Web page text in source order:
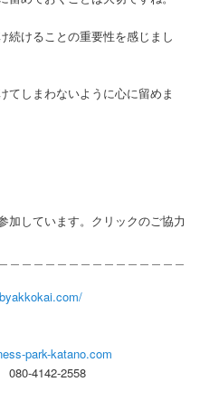
続けることの重要性を感じまし
てしまわないように心に留めま
加しています。クリックのご協力
park-katano.com
4142-2558